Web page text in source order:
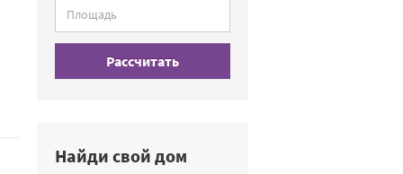
Рассчитать
Найди свой дом